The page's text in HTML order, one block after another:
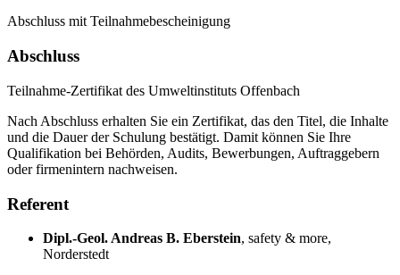
Abschluss mit Teilnahmebescheinigung
Abschluss
Teilnahme-Zertifikat des Umweltinstituts Offenbach
Nach Abschluss erhalten Sie ein Zertifikat, das den Titel, die Inhalte
und die Dauer der Schulung bestätigt. Damit können Sie Ihre
Qualifikation bei Behörden, Audits, Bewerbungen, Auftraggebern
oder firmenintern nachweisen.
Referent
Dipl.-Geol. Andreas B. Eberstein, safety & more,
Norderstedt